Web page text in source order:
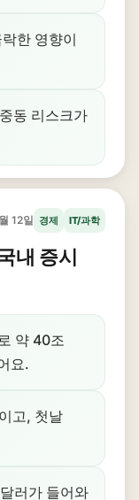
한 영향이
동 리스크가
12일 경제 IT/과학
내 증시
약 40조
요.
고, 첫날
러가 들어와